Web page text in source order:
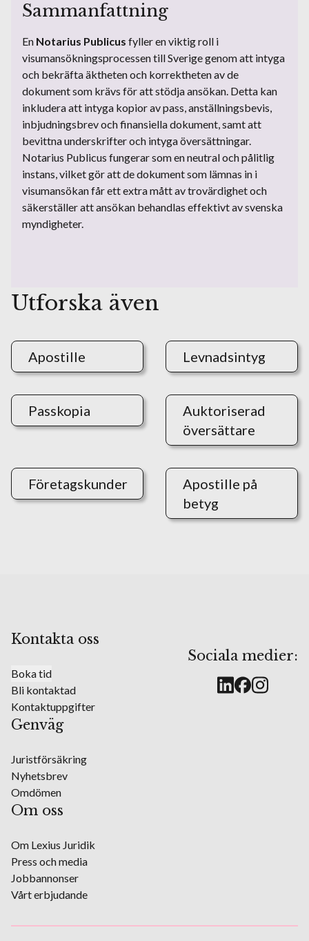
Sammanfattning
En Notarius Publicus fyller en viktig roll i
visumansökningsprocessen till Sverige genom att intyga
och bekräfta äktheten och korrektheten av de
dokument som krävs för att stödja ansökan. Detta kan
inkludera att intyga kopior av pass, anställningsbevis,
inbjudningsbrev och finansiella dokument, samt att
bevittna underskrifter och intyga översättningar.
Notarius Publicus fungerar som en neutral och pålitlig
instans, vilket gör att de dokument som lämnas in i
visumansökan får ett extra mått av trovärdighet och
säkerställer att ansökan behandlas effektivt av svenska
myndigheter.
Utforska även
Apostille Levnadsintyg
Passkopia
Auktoriserad
översättare
Företagskunder
Apostille på
betyg
Kontakta oss
Boka tid
Bli kontaktad
Kontaktuppgifter
Genväg
Juristförsäkring
Nyhetsbrev
Omdömen
Om oss
Om Lexius Juridik
Press och media
Jobbannonser
Vårt erbjudande
Sociala medier: